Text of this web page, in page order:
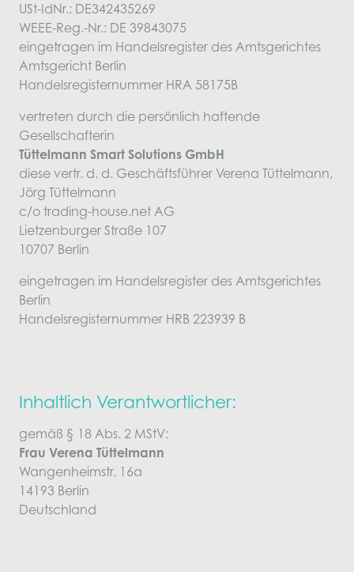
USt-IdNr.: DE342435269
WEEE-Reg.-Nr.: DE 39843075
eingetragen im Handelsregister des Amtsgerichtes
Amtsgericht Berlin
Handelsregisternummer HRA 58175B
vertreten durch die persönlich haftende
Gesellschafterin
Tüttelmann Smart Solutions GmbH
diese vertr. d. d. Geschäftsführer Verena Tüttelmann,
Jörg Tüttelmann
c/o trading-house.net AG
Lietzenburger Straße 107
10707 Berlin
eingetragen im Handelsregister des Amtsgerichtes
Berlin
Handelsregisternummer HRB 223939 B
Inhaltlich Verantwortlicher:
gemäß § 18 Abs. 2 MStV:
Frau Verena Tüttelmann
Wangenheimstr. 16a
14193 Berlin
Deutschland